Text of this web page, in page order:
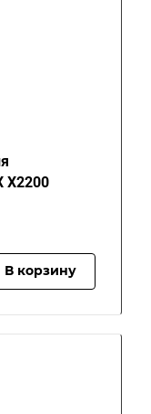
X2200
В корзину